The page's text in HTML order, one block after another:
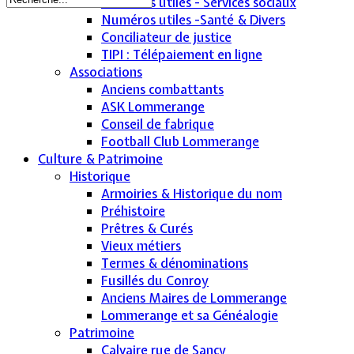
Numéros utiles -Santé & Divers
Conciliateur de justice
TIPI : Télépaiement en ligne
Associations
Anciens combattants
ASK Lommerange
Conseil de fabrique
Football Club Lommerange
Culture & Patrimoine
Historique
Armoiries & Historique du nom
Préhistoire
Prêtres & Curés
Vieux métiers
Termes & dénominations
Fusillés du Conroy
Anciens Maires de Lommerange
Lommerange et sa Généalogie
Patrimoine
Calvaire rue de Sancy